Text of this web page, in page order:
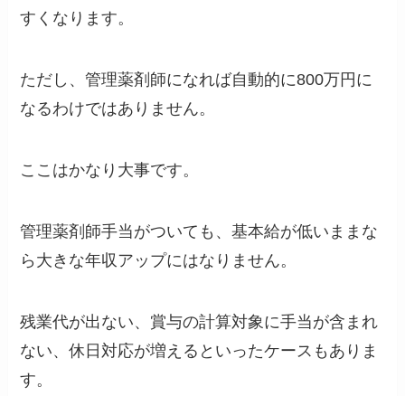
すくなります。
ただし、管理薬剤師になれば自動的に800万円に
なるわけではありません。
ここはかなり大事です。
管理薬剤師手当がついても、基本給が低いままな
ら大きな年収アップにはなりません。
残業代が出ない、賞与の計算対象に手当が含まれ
ない、休日対応が増えるといったケースもありま
す。